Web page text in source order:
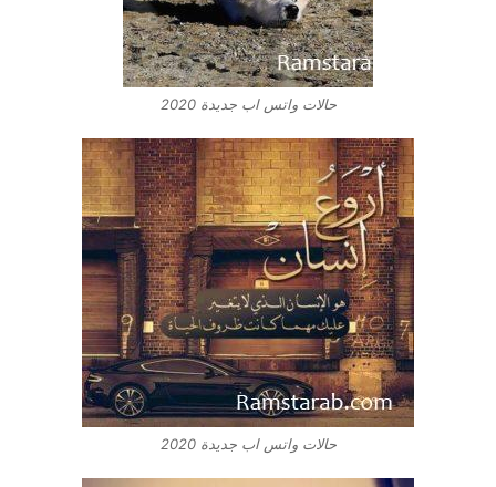
حالات واتس اب جديدة 2020
حالات واتس اب جديدة 2020